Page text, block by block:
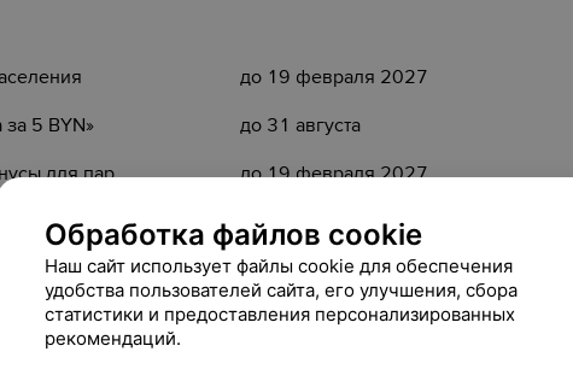
до 19 февраля 2027
5 BYN»
до 31 августа
для пар
до 19 февраля 2027
до 19 февраля 2027
Обработка файлов cookie
Наш сайт использует файлы cookie для обеспечения
удобства пользователей сайта, его улучшения, сбора
статистики и предоставления персонализированных
рекомендаций.